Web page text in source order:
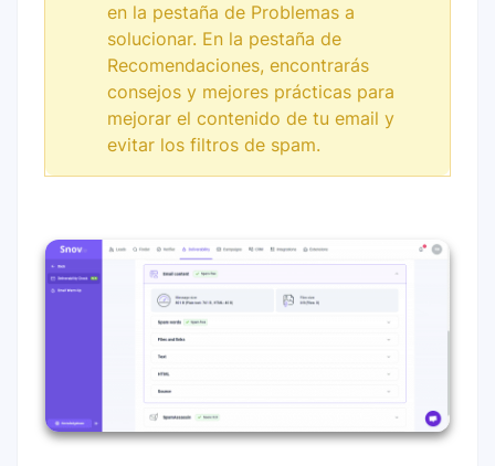
en la pestaña de Problemas a
solucionar. En la pestaña de
Recomendaciones, encontrarás
consejos y mejores prácticas para
mejorar el contenido de tu email y
evitar los filtros de spam.